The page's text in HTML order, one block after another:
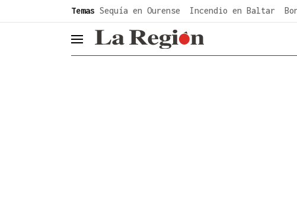
Temas Sequía en Ourense Incendio en Baltar
header.menu.open